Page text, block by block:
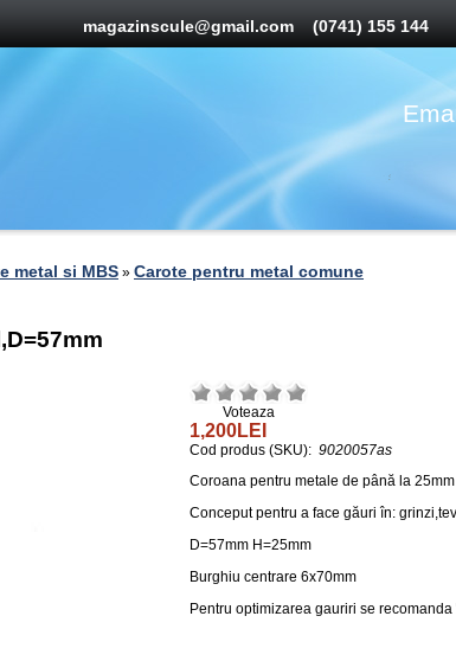
magazinscule@gmail.com(0741) 155 144
metal si MBS » Carote pentru metal comune
Voteaza
1,200LEI
Cod produs (SKU): 9020057as
Coroana pentru metale de până la
Conceput pentru a face găuri în:
D=57mm H=25mm
Burghiu centrare 6x70mm
Pentru optimizarea gauriri se recomanda